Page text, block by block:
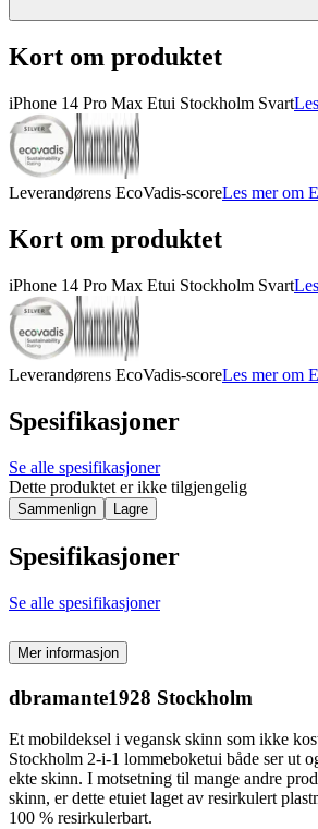
Kort om produktet
iPhone 14 Pro Max Etui Stockholm Svart
Leverandørens EcoVadis-scoreLes mer om
Kort om produktet
iPhone 14 Pro Max Etui Stockholm Svart
Leverandørens EcoVadis-scoreLes mer om
Spesifikasjoner
Se alle spesifikasjoner
Dette produktet er ikke tilgjengelig
Sammenlign Lagre
Spesifikasjoner
Se alle spesifikasjoner
Mer informasjon
dbramante1928 Stockholm
Et mobildeksel i vegansk skinn som ikke
Stockholm 2-i-1 lommeboketui både ser ut
ekte skinn. I motsetning til mange andre
skinn, er dette etuiet laget av resirkulert
100 % resirkulerbart.